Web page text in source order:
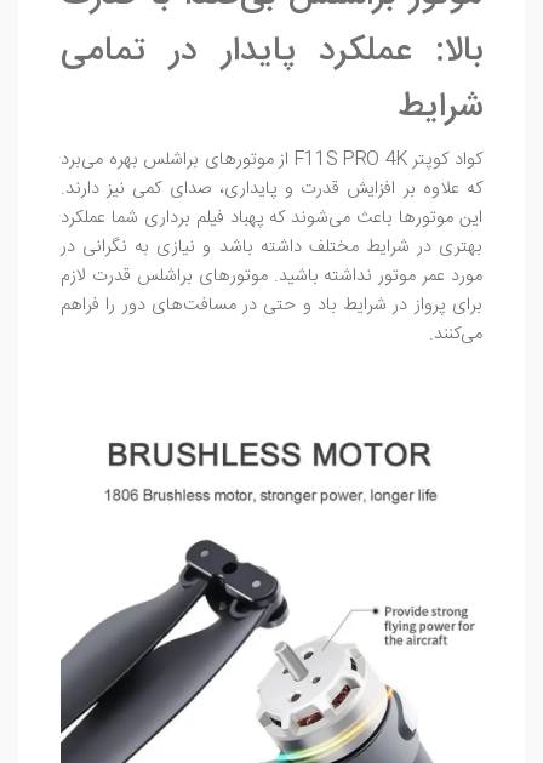
بالا: عملکرد پایدار در تمامی
شرایط
کواد کوپتر F11S PRO 4K از موتورهای براشلس بهره می‌برد
که علاوه بر افزایش قدرت و پایداری، صدای کمی نیز دارند.
این موتورها باعث می‌شوند که پهباد فیلم برداری شما عملکرد
بهتری در شرایط مختلف داشته باشد و نیازی به نگرانی در
مورد عمر موتور نداشته باشید. موتورهای براشلس قدرت لازم
برای پرواز در شرایط باد و حتی در مسافت‌های دور را فراهم
می‌کنند.